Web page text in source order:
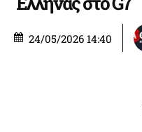
24/05/2026 14:40